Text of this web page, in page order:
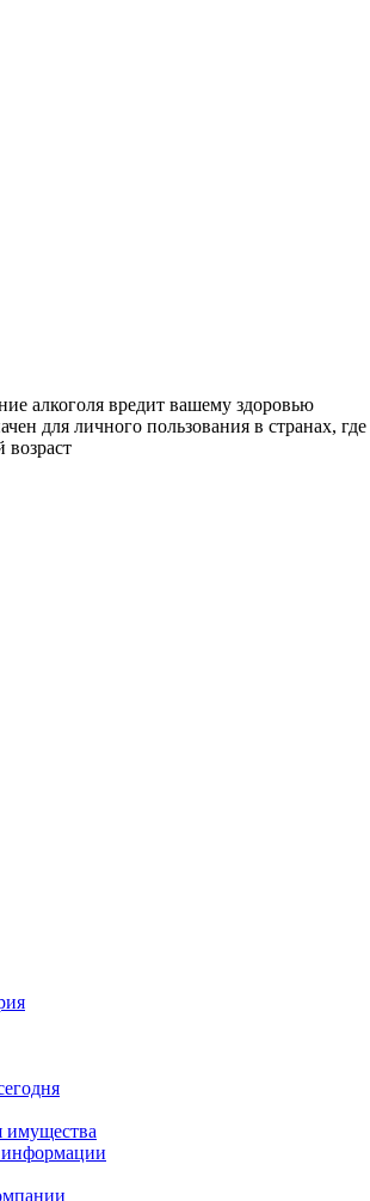
алкоголя вредит вашему здоровью
для личного пользования в странах,
возраст
имущества